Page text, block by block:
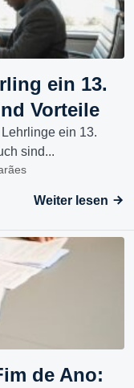
ein 13.
Vorteile
ein 13.
sind...
Weiter lesen
de Ano: